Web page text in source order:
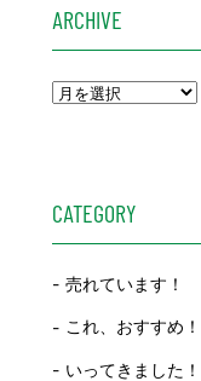
ARCHIVE
CATEGORY
売れています！
これ、おすすめ！
いってきました！